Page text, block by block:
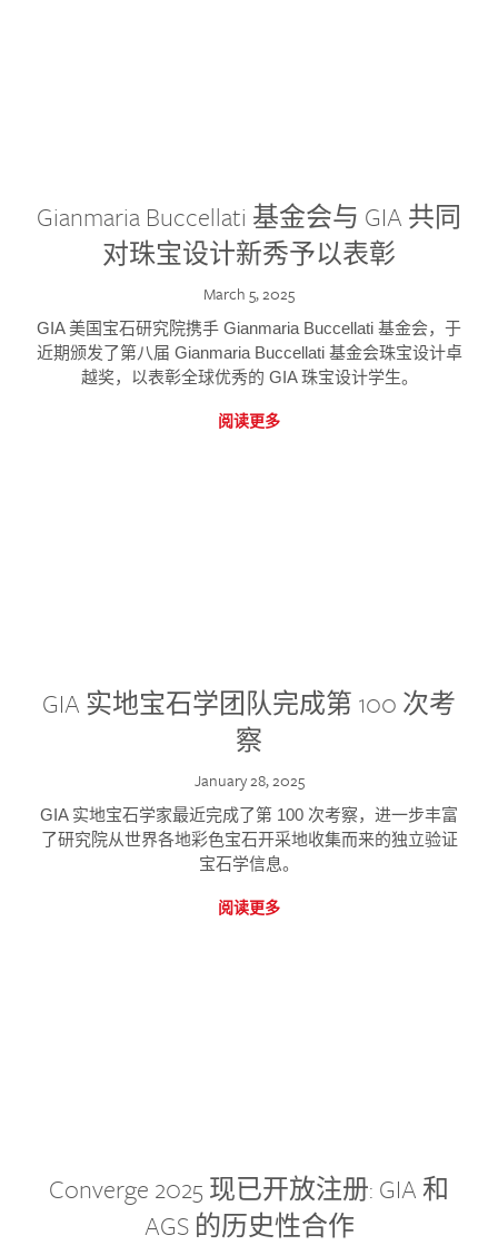
Gianmaria Buccellati 基金会与 GIA 共同
对珠宝设计新秀予以表彰
March 5, 2025
GIA 美国宝石研究院携手 Gianmaria Buccellati 基金会，于
近期颁发了第八届 Gianmaria Buccellati 基金会珠宝设计卓
越奖，以表彰全球优秀的 GIA 珠宝设计学生。
阅读更多
GIA 实地宝石学团队完成第 100 次考
察
January 28, 2025
GIA 实地宝石学家最近完成了第 100 次考察，进一步丰富
了研究院从世界各地彩色宝石开采地收集而来的独立验证
宝石学信息。
阅读更多
Converge 2025 现已开放注册: GIA 和
AGS 的历史性合作